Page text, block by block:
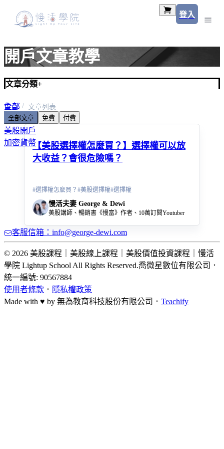
登入
開戶文章教學
文章分類+
全部
美股入門
美股開戶
加密貨幣
首頁
文章列表
全部文章
免費 付費
【美股選擇權怎麼買？】選擇權可以放
大收益？會很危險嗎？
#選擇權怎麼買？ #美股選擇權#選擇權
慢活夫妻 George & Dewi
美股講師、暢銷書《慢富》作者、10萬訂閱Youtuber
客服信箱：info@george-dewi.com
© 2026 美股課程｜美股線上課程｜美股價值投資課程｜慢活
學院 Lightup School All Rights Reserved.喬微星數位有限公司 ．
統一編號: 90567884
使用者條款 ． 隱私權政策
Made with ♥ by 無為教育科技股份有限公司． Teachify